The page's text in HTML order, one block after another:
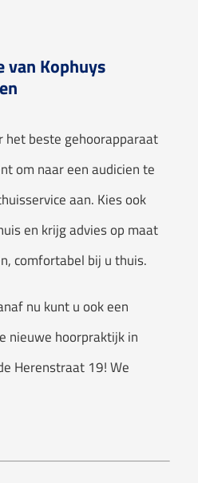
van Kophuys
het beste gehoorapparaat
om naar een audicien te
aan. Kies ook
en krijg advies op maat
comfortabel bij u thuis.
nu kunt u ook een
nieuwe hoorpraktijk in
Herenstraat 19! We